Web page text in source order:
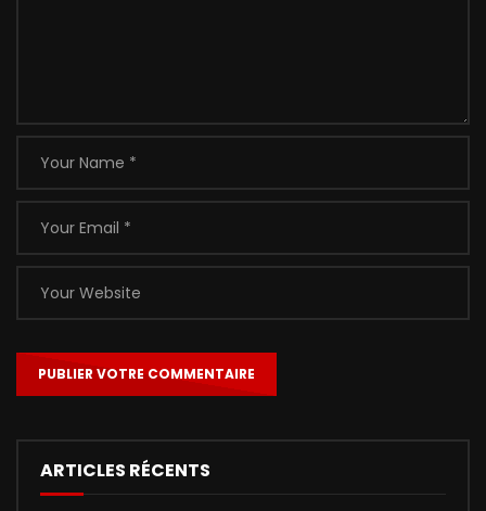
ARTICLES RÉCENTS